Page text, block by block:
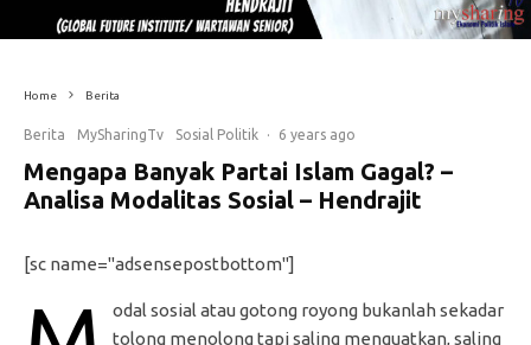
Home Berita
Berita MySharingTv Sosial Politik · 6 years ago
Mengapa Banyak Partai Islam Gagal? –
Analisa Modalitas Sosial – Hendrajit
[sc name="adsensepostbottom"]
odal sosial atau gotong royong bukanlah sekadar
tolong menolong tapi saling menguatkan, saling